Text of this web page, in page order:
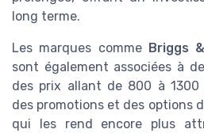
long terme.
Les marques comme Briggs
sont également associées à
des prix allant de 800 à
des promotions et des options
qui les rend encore plus